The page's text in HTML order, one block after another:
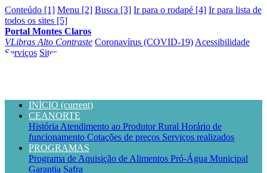
Conteúdo [1] Menu [2] Busca [3] Ir para o rodapé [4] Ir para lista de
todos os sites [5]
Portal Montes Claros
VLibras Alto Contraste Coronavírus (COVID-19) Acessibilidade
Serviços Sites
INÍCIO (current)
CEANORTE
História Atendimento ao Produtor Rural Horário de
funcionamento Cotações de preços Serviços realizados
PROGRAMAS
Programa de Aquisição de Alimentos Pró-Água Municipal
Garantia Safra